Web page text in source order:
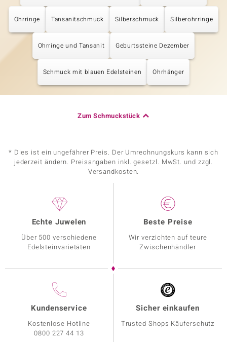
Ohrringe Tansanitschmuck Silberschmuck Silberohrringe
Ohrringe und Tansanit Geburtssteine Dezember
Schmuck mit blauen Edelsteinen Ohrhänger
Zum Schmuckstück
* Dies ist ein ungefährer Preis. Der Umrechnungskurs kann sich
jederzeit ändern. Preisangaben inkl. gesetzl. MwSt. und zzgl.
Versandkosten.
Echte Juwelen
Über 500 verschiedene
Edelsteinvarietäten
Beste Preise
Wir verzichten auf teure
Zwischenhändler
Kundenservice
Kostenlose Hotline
0800 227 44 13
Sicher einkaufen
Trusted Shops Käuferschutz